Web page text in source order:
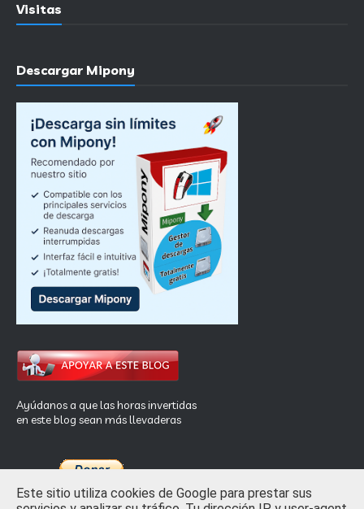
Visitas
Descargar Mipony
Ayúdanos a que las horas invertidas
en este blog sean más llevaderas
Este sitio utiliza cookies de Google para prestar sus